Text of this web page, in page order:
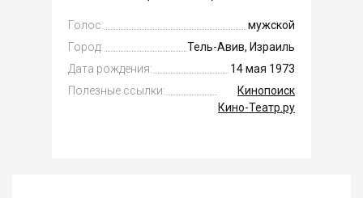
Голос:
мужской
Город:
Тель-Авив, Израиль
Дата рождения:
14 мая 1973
Полезные ссылки:
Кинопоиск
Кино-Театр.ру